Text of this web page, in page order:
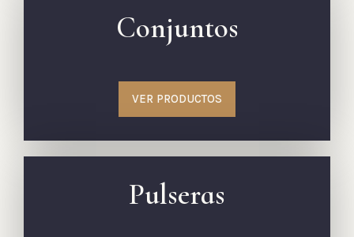
Conjuntos
VER PRODUCTOS
Pulseras